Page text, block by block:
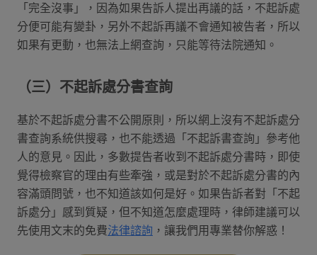
「完全沒事」，因為如果告訴人提出再議的話，不起訴處
分便可能有變卦，另外不起訴再議不會通知被告者，所以
如果有更動，也無法上網查詢，只能等待法院通知。
（三）不起訴處分書查詢
基於不起訴處分書不公開原則，所以網上沒有不起訴處分
書查詢系統供搜尋，也不能透過「不起訴書查詢」參考他
人的意見。因此，多數提告者收到不起訴處分書時，即使
覺得檢察官的理由有些牽強，或是對於不起訴處分書的內
容滿頭問號，也不知道該如何是好。如果告訴者對「不起
訴處分」感到質疑，但不知道怎麼處理時，律師建議可以
先使用文末的免費法律諮詢 ，讓我們用專業替你解惑！